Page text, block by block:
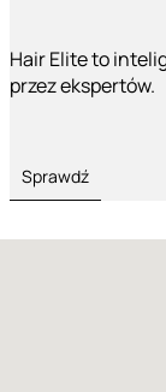
Hair Elite to
przez ekspertów.
Sprawdź